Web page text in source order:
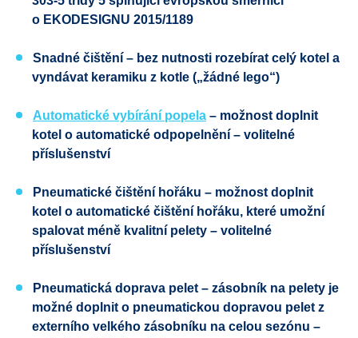
o EKODESIGNU 2015/1189
Snadné čištění – bez nutnosti rozebírat celý kotel a
vyndávat keramiku z kotle („žádné lego“)
Automatické vybírání popela – možnost doplnit
kotel o automatické odpopelnění – volitelné
příslušenství
Pneumatické čištění hořáku – možnost doplnit
kotel o automatické čištění hořáku, které umožní
spalovat méně kvalitní pelety – volitelné
příslušenství
Pneumatická doprava pelet – zásobník na pelety je
možné doplnit o pneumatickou dopravou pelet z
externího velkého zásobníku na celou sezónu –